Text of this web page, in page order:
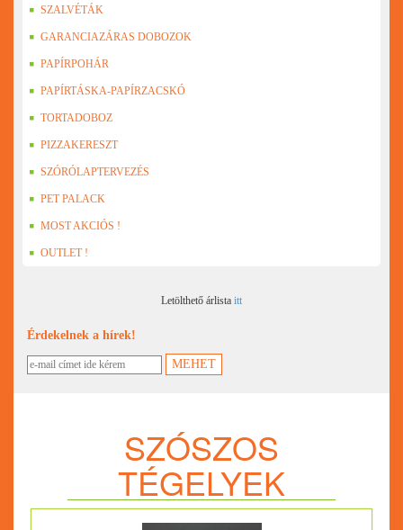
SZALVÉTÁK
GARANCIAZÁRAS DOBOZOK
PAPÍRPOHÁR
PAPÍRTÁSKA-PAPÍRZACSKÓ
TORTADOBOZ
PIZZAKERESZT
SZÓRÓLAPTERVEZÉS
PET PALACK
MOST AKCIÓS !
OUTLET !
Letölthető árlista itt
Érdekelnek a hírek!
SZÓSZOS
TÉGELYEK